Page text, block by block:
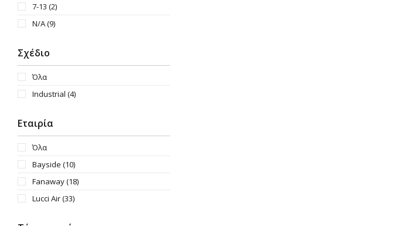
7-13 (2)
N/A(9)
Σχέδιο
Όλα
Industrial (4)
Εταιρία
Όλα
Bayside (10)
Fanaway(18)
Lucci Air(33)